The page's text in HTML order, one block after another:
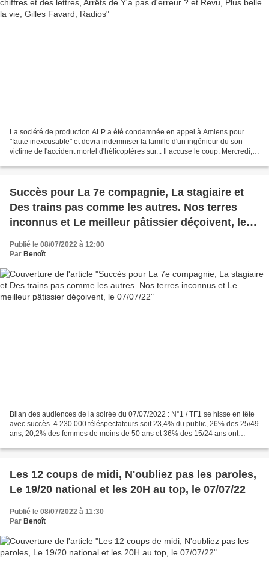
La société de production ALP a été condamnée en appel à Amiens pour
"faute inexcusable" et devra indemniser la famille d'un ingénieur du son
victime de l'accident mortel d'hélicoptères sur... Il accuse le coup. Mercredi,
Succès pour La 7e compagnie, La stagiaire et
Des trains pas comme les autres. Nos terres
inconnus et Le meilleur pâtissier déçoivent, le
Publié le 08/07/2022 à 12:00
Par Benoît
Bilan des audiences de la soirée du 07/07/2022 : N°1 / TF1 se hisse en tête
avec succès. 4 230 000 téléspectateurs soit 23,4% du public, 26% des 25/49
ans, 20,2% des femmes de moins de 50 ans et 36% des 15/24 ans ont
Les 12 coups de midi, N'oubliez pas les paroles,
Le 19/20 national et les 20H au top, le 07/07/22
Publié le 08/07/2022 à 11:30
Par Benoît